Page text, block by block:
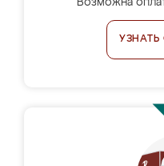
Возможна
УЗНАТЬ